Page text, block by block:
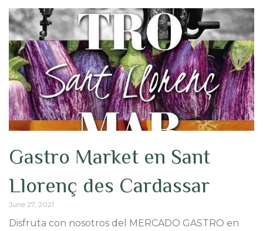
Gastro Market en Sant
Llorenç des Cardassar
June 27, 2021
Disfruta con nosotros del MERCADO GASTRO en